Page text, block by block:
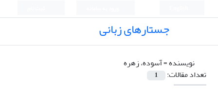
جستارهای زبانی
نویسنده =آسوده، زهره
تعداد مقالات:
1